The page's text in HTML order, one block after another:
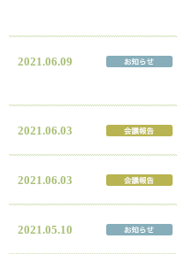
2021.06.09
2021.06.03
2021.06.03
2021.05.10